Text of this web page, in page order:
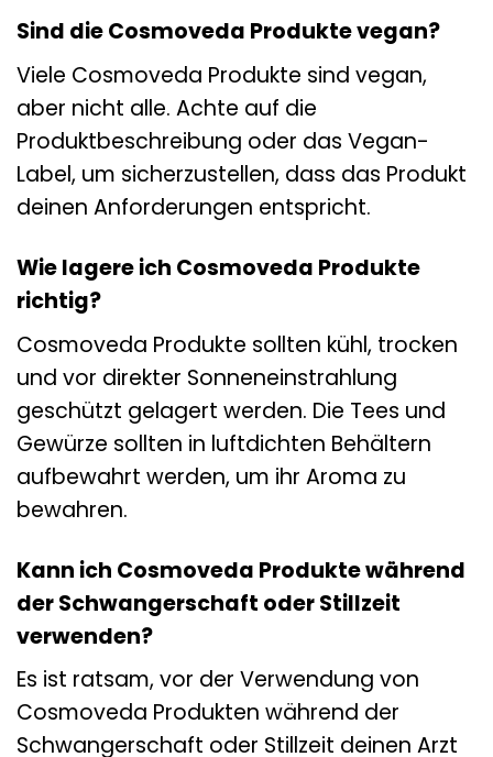
Sind die Cosmoveda Produkte vegan?
Viele Cosmoveda Produkte sind vegan,
aber nicht alle. Achte auf die
Produktbeschreibung oder das Vegan-
Label, um sicherzustellen, dass das Produkt
deinen Anforderungen entspricht.
Wie lagere ich Cosmoveda Produkte
richtig?
Cosmoveda Produkte sollten kühl, trocken
und vor direkter Sonneneinstrahlung
geschützt gelagert werden. Die Tees und
Gewürze sollten in luftdichten Behältern
aufbewahrt werden, um ihr Aroma zu
bewahren.
Kann ich Cosmoveda Produkte während
der Schwangerschaft oder Stillzeit
verwenden?
Es ist ratsam, vor der Verwendung von
Cosmoveda Produkten während der
Schwangerschaft oder Stillzeit deinen Arzt